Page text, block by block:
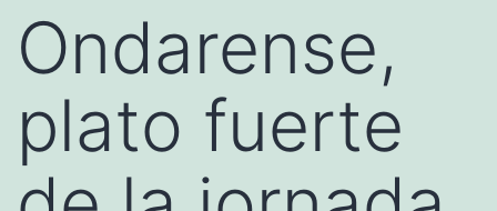
Ondarense,
plato fuerte